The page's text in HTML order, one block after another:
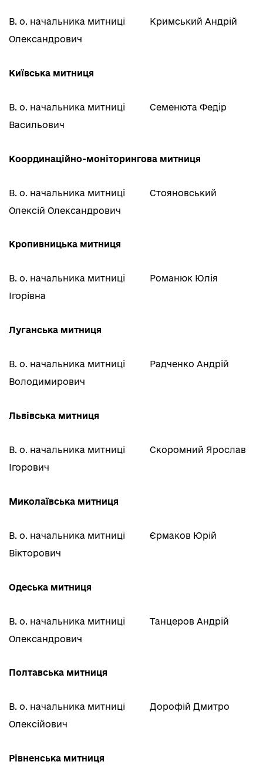
В. о. начальника митниці
Кримський Андрій
Олександрович
Київська митниця
В. о. начальника митниці
Семенюта Федір
Васильович
Координаційно-моніторингова митниця
В. о. начальника митниці
Стояновський
Олексій Олександрович
Кропивницька митниця
В. о. начальника митниці
Романюк Юлія
Ігорівна
Луганська митниця
В. о. начальника митниці
Радченко Андрій
Володимирович
Львівська митниця
В. о. начальника митниці
Скоромний Ярослав
Ігорович
Миколаївська митниця
В. о. начальника митниці
Єрмаков Юрій
Вікторович
Одеська митниця
В. о. начальника митниці
Танцеров Андрій
Олександрович
Полтавська митниця
В. о. начальника митниці
Дорофій Дмитро
Олексійович
Рівненська митниця